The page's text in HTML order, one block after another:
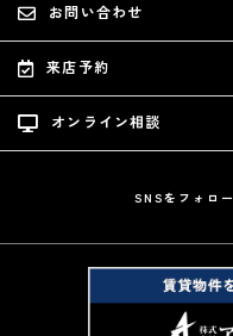
お問い合わせ
来店予約
オンライン相談
SNSをフォロー